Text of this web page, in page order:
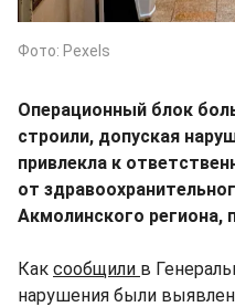
Фото: Pexels
Операционный блок
строили, допуская
привлекла к
от
Акмолинского региона,
Как сообщили в
нарушения были